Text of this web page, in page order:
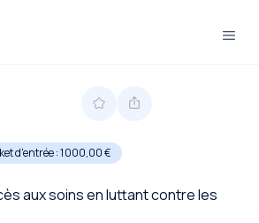
d'entrée :1 000,00 €
aux soins en luttant contre les